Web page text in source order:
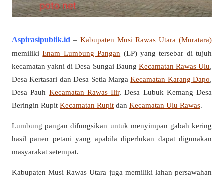
Aspirasipublik.id – Kabupaten Musi Rawas Utara (Muratara)
memilikiEnam Lumbung Pangan (LP) yang tersebar di tujuh
kecamatan yakni di Desa Sungai Baung Kecamatan Rawas Ulu,
Desa Kertasari dan Desa Setia MargaKecamatan Karang Dapo,
Desa Pauh Kecamatan Rawas Ilir, Desa Lubuk Kemang Desa
Beringin Rupit Kecamatan Rupit dan Kecamatan Ulu Rawas.
Lumbung pangan difungsikan untuk menyimpan gabah kering
hasil panen petani yang apabila diperlukan dapat digunakan
masyarakat setempat.
Kabupaten Musi Rawas Utara juga memiliki lahan persawahan